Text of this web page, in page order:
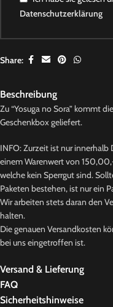
Datenschutzerklärung
Share:
Beschreibung
Zu “Yosuga no Sora” kommt
Geschenkbox geliefert.
INFO: Zurzeit ist nur innerhalb
einem Warenwert von
welche kein Sperrgut sind.
Paketen bestehen, ist nur ein
Wir arbeiten stets daran den
halten.
Die genauen Versandkosten
bei uns eingetroffen ist.
Versand & Lieferung
FAQ
Sicherheitshinweise